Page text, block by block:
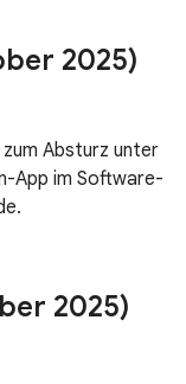
2025)
Absturz unter
App im Software-
2025)